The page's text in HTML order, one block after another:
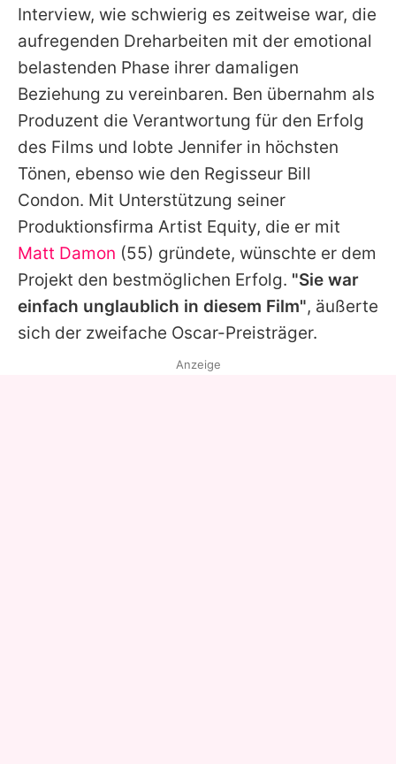
Interview, wie schwierig es zeitweise war, die
aufregenden Dreharbeiten mit der emotional
belastenden Phase ihrer damaligen
Beziehung zu vereinbaren. Ben übernahm als
Produzent die Verantwortung für den Erfolg
des Films und lobte Jennifer in höchsten
Tönen, ebenso wie den Regisseur Bill
Condon. Mit Unterstützung seiner
Produktionsfirma Artist Equity, die er mit
Matt Damon (55) gründete, wünschte er dem
Projekt den bestmöglichen Erfolg. "Sie war
einfach unglaublich in diesem Film", äußerte
sich der zweifache Oscar-Preisträger.
Anzeige